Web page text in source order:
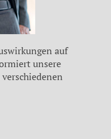
auf
unsere